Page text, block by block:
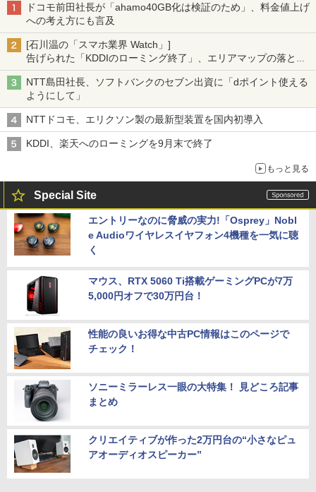
ドコモ前田社長が「ahamo40GB化は検証のため」、料金値上げ
への考え方にも言及
[石川温の「スマホ業界 Watch」]
告げられた「KDDIのローミング終了」、エリアマップの落とし
穴と楽天モバイルの課題
NTT島田社長、ソフトバンクのセブン出資に「dポイント使える
ようにして」
NTTドコモ、エリクソン製の最新型装置を国内初導入
KDDI、楽天へのローミングを9月末で終了
もっと見る
Special Site
エントリーなのに脅威の実力!「Osprey」Nobl
e Audioワイヤレスイヤフォン4機種を一気に聴
く
マウス、RTX 5060 Ti搭載ゲーミングPCが7万
5,000円オフで30万円台！
性能の良いお得な中古PC情報はこのページで
チェック！
ソニーミラーレス一眼の大特集！ 見どころ記事
まとめ
クリエイティブが作った2万円台の“小さなピュ
アオーディオスピーカー”